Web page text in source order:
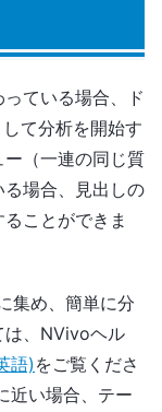
ている場合、ド
て分析を開始す
（一連の同じ質
場合、見出しの
ことができま
集め、簡単に分
は、NVivoヘル
語) をご覧くださ
近い場合、テー